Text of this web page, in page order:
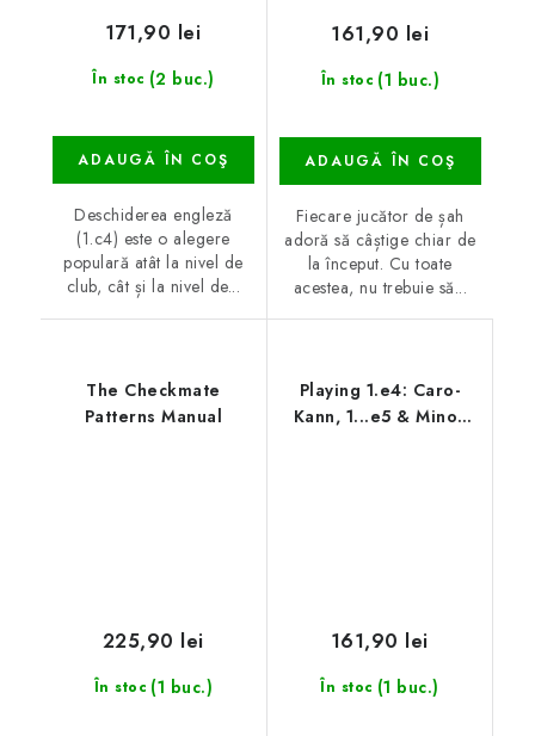
În stoc (2 buc.)
171,90 lei
ADAUGĂ ÎN COŞ
Deschiderea engleză
(1.c4) este o alegere
populară atât la nivel de
club, cât și la nivel de...
În stoc (1 buc.)
161,90 lei
ADAUGĂ ÎN COŞ
Fiecare jucător de șah
adoră să câștige chiar de
la început. Cu toate
acestea, nu trebuie să...
The Checkmate
Patterns Manual
În stoc (1 buc.)
225,90 lei
Playing 1.e4: Caro-
Kann, 1...e5 & Minor
În stoc (1 buc.)
161,90 lei